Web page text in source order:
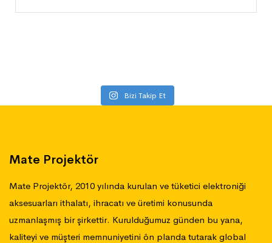
Bizi Takip Et
Mate Projektör
Mate Projektör, 2010 yılında kurulan ve tüketici elektroniği
aksesuarları ithalatı, ihracatı ve üretimi konusunda
uzmanlaşmış bir şirkettir. Kurulduğumuz günden bu yana,
kaliteyi ve müşteri memnuniyetini ön planda tutarak global